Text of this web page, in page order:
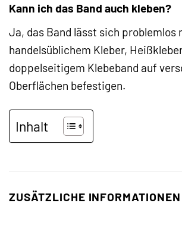
Kann ich das Band auch kleben?
Ja, das Band lässt sich problemlos
handelsüblichem Kleber,
doppelseitigem Klebeband auf
Oberflächen befestigen.
Inhalt
ZUSÄTZLICHE INFORMATIONEN